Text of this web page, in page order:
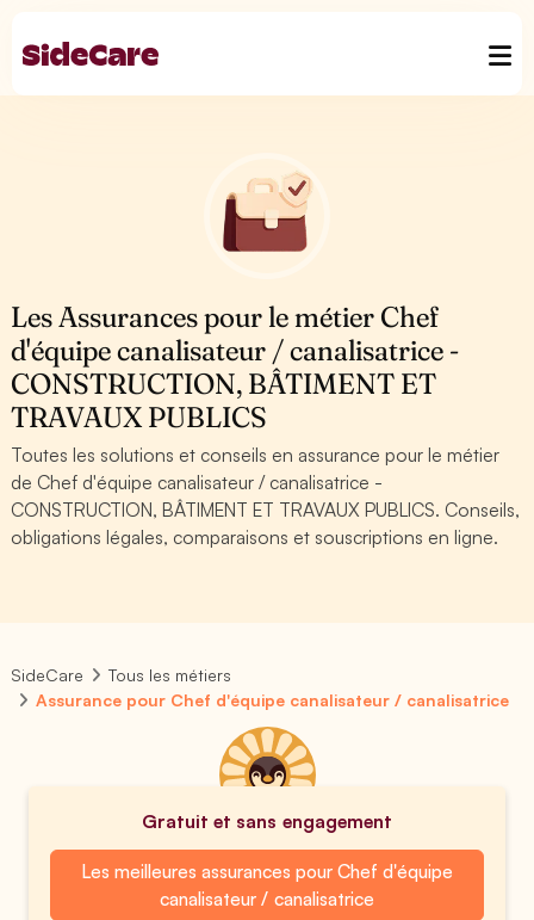
Les Assurances pour le métier Chef
d'équipe canalisateur / canalisatrice -
CONSTRUCTION, BÂTIMENT ET
TRAVAUX PUBLICS
Toutes les solutions et conseils en assurance pour le métier
de Chef d'équipe canalisateur / canalisatrice -
CONSTRUCTION, BÂTIMENT ET TRAVAUX PUBLICS. Conseils,
obligations légales, comparaisons et souscriptions en ligne.
SideCare
Tous les métiers
Assurance pour Chef d'équipe canalisateur / canalisatrice
Gratuit et sans engagement
Les meilleures assurances pour Chef d'équipe
canalisateur / canalisatrice